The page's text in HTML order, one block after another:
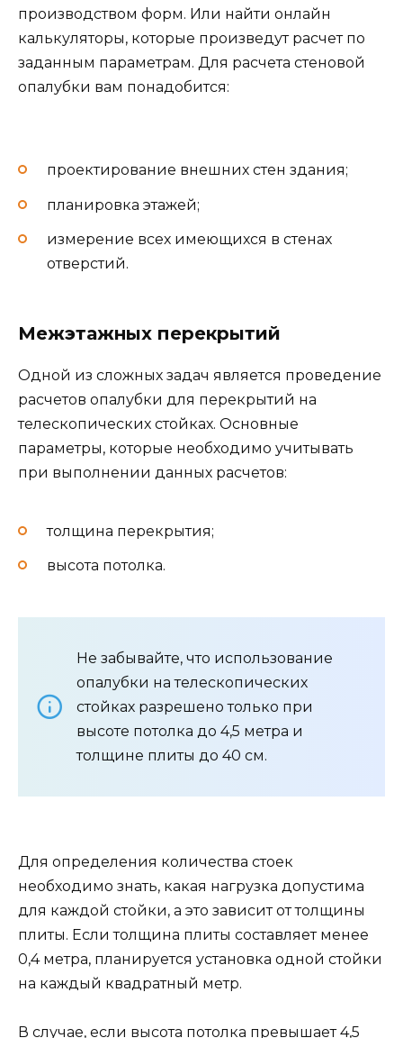
производством форм. Или найти онлайн
калькуляторы, которые произведут расчет по
заданным параметрам. Для расчета стеновой
опалубки вам понадобится:
проектирование внешних стен здания;
планировка этажей;
измерение всех имеющихся в стенах
отверстий.
Межэтажных перекрытий
Одной из сложных задач является проведение
расчетов опалубки для перекрытий на
телескопических стойках. Основные
параметры, которые необходимо учитывать
при выполнении данных расчетов:
толщина перекрытия;
высота потолка.
Не забывайте, что использование
опалубки на телескопических
стойках разрешено только при
высоте потолка до 4,5 метра и
толщине плиты до 40 см.
Для определения количества стоек
необходимо знать, какая нагрузка допустима
для каждой стойки, а это зависит от толщины
плиты. Если толщина плиты составляет менее
0,4 метра, планируется установка одной стойки
на каждый квадратный метр.
В случае, если высота потолка превышает 4,5